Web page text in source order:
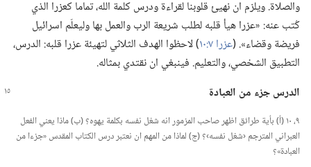
والصلاة.‏ ويلزم ان نهيئ قلوبنا لقراءة ودرس كلمة الله،‏ تماما كعزرا الذي
كُتب عنه:‏ «عزرا هيأ قلبه لطلب شريعة الرب والعمل بها وليعلّم اسرائيل
فريضة وقضاء».‏ (‏عزرا ٧:‏١٠
‏)‏ لاحظوا الهدف الثلاثي لتهيئة عزرا قلبه:‏ الدرس،‏
التطبيق الشخصي،‏ والتعليم.‏ فينبغي ان نقتدي بمثاله.‏
الدرس جزء من العبادة
٩،‏ ١٠ (‏أ)‏ بأية طرائق اظهر صاحب المزمور انه شغل نفسه بكلمة يهوه؟‏ (‏ب)‏ ماذا يعني الفعل
العبراني المترجم ‹شغل نفسه›؟‏ (‏ج)‏ لماذا من المهم ان نعتبر درس الكتاب المقدس «جزءا من
العبادة»؟‏